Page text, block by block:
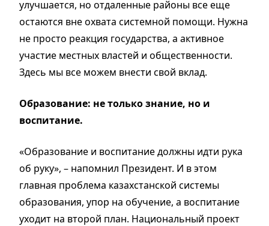
улучшается, но отдаленные районы все еще
остаются вне охвата системной помощи. Нужна
не просто реакция государства, а активное
участие местных властей и общественности.
Здесь мы все можем внести свой вклад.
Образование: не только знание, но и
воспитание.
«Образование и воспитание должны идти рука
об руку», – напомнил Президент. И в этом
главная проблема казахстанской системы
образования, упор на обучение, а воспитание
уходит на второй план. Национальный проект